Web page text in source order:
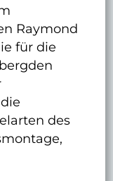
Raymond
für die
des